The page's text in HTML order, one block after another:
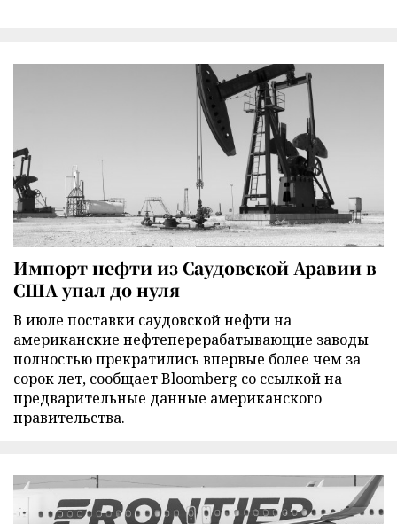
Импорт нефти из Саудовской Аравии в
США упал до нуля
В июле поставки саудовской нефти на
американские нефтеперерабатывающие заводы
полностью прекратились впервые более чем за
сорок лет, сообщает Bloomberg со ссылкой на
предварительные данные американского
правительства.